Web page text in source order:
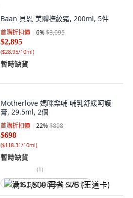
Baan 貝恩 美體撫紋霜, 200ml, 5件
首購折扣價 6%$3,095
$2,895
($28.95/10ml)
暫時缺貨
Motherlove 媽咪樂哺 哺乳舒緩呵護
膏, 29.5ml, 2個
首購折扣價 22%$898
$698
($118.31/10ml)
暫時缺貨
(1)
满 $1,500 再省 $75 (王道卡)